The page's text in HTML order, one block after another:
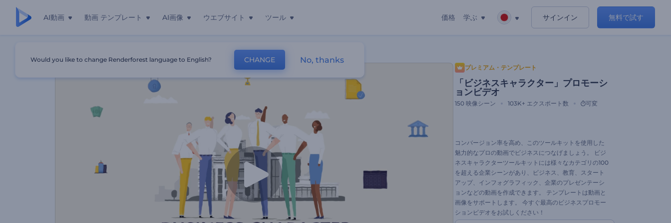
AI動画 動画 テンプレート AI画像 ウエブサイト ツール 価格 学ぶ サインイン 無料で試す
「ビジネスキャラクター」プロモーションビデオ
プレミアム・テンプレート
「ビジネスキャラクター」プロモーシ
ョンビデオ
150 映像シーン 103K+ エクスポート数 可変
コンバージョン率を高め、このツールキットを使用した
魅力的なプロの動画でビジネスにつなげましょう。 ビジ
ネスキャラクターツールキットには様々なカテゴリの100
を超える企業シーンがあり、ビジネス、教育、スタート
アップ、インフォグラフィック、企業のプレゼンテーシ
ョンなどの動画を作成できます。 テンプレートは動画と
画像をサポートします。 今すぐ最高のビジネスプロモー
ションビデオをお試しください！
Would you like to change Renderforest language to English? CHANGE No, thanks